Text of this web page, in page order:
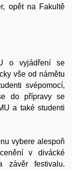
opět na Fakultě
o vyjádření se
vše od námětu
svépomocí,
do přípravy se
a také studenti
vybere alespoň
v divácké
závěr festivalu.